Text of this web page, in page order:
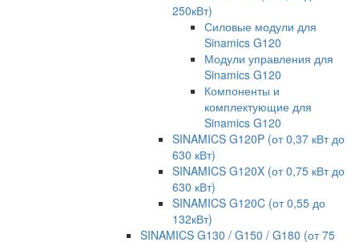
250кВт)
Силовые модули для
Sinamics G120
Модули управления для
Sinamics G120
Компоненты и
комплектующие для
Sinamics G120
SINAMICS G120P (от 0,37 кВт до
630 кВт)
SINAMICS G120X (от 0,75 кВт до
630 кВт)
SINAMICS G120C (от 0,55 до
132кВт)
SINAMICS G130 / G150 / G180 (от 75